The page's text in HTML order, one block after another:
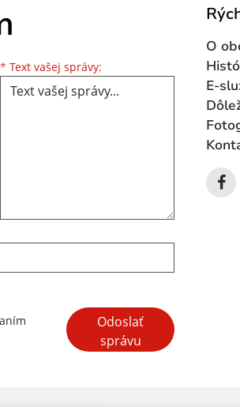
* Text vašej správy: Text vašej správy...
Google reCaptcha Response
Odoslať
správu
O
E-